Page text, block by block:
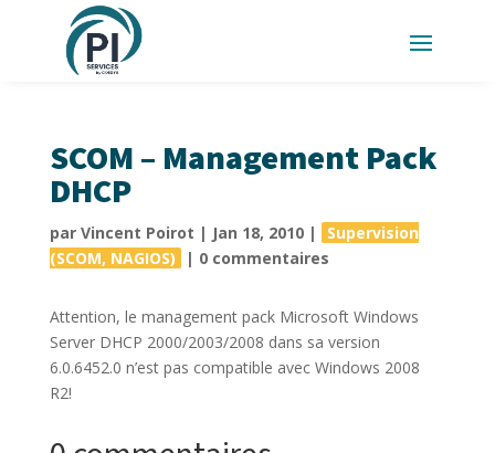
SCOM – Management Pack
DHCP
par Vincent Poirot | Jan 18, 2010|
Supervision
(SCOM, NAGIOS)
| 0 commentaires
Attention, le management pack Microsoft Windows
Server DHCP 2000/2003/2008 dans sa version
6.0.6452.0 n’est pas compatible avec Windows 2008
R2!